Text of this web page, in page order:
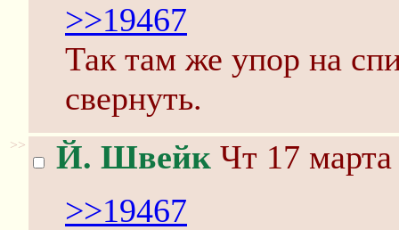
>>19467
Так там же упор на
свернуть.
>> Й. Швейк Чт 17
>>19467